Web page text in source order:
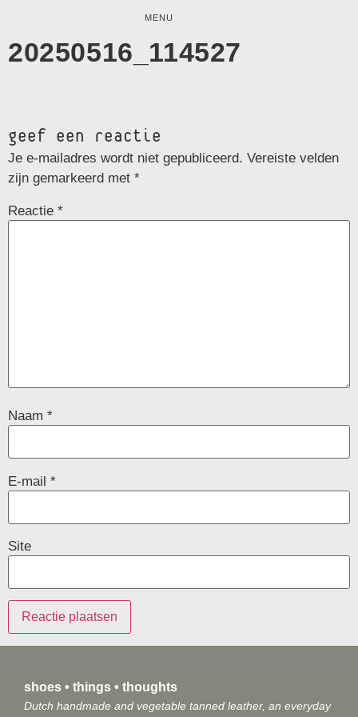
MENU
20250516_114527
geef een reactie
Je e-mailadres wordt niet gepubliceerd. Vereiste velden
zijn gemarkeerd met *
Reactie *
Naam *
E-mail *
Site
shoes • things • thoughts
Dutch handmade and vegetable tanned leather, an everyday